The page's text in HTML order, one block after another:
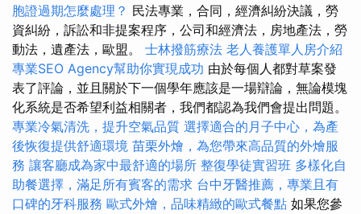
胞證過期怎麼處理？ 民法專業，合同，經濟糾紛決議，勞
資糾紛，訴訟和非提案程序，公司和經濟法，房地產法，勞
動法，遺產法，歐盟。 士林撥筋療法 老人養護單人房介紹
專業SEO Agency幫助你實現成功 由於每個人都對草案發
表了評論，並且關於下一個學年應該是一場辯論，無論模塊
化系統是否希望利益相關者，我們都認為我們會提出問題。
專業冷氣清洗，提升空氣品質 選擇適合的月子中心，為產
後恢復提供舒適環境 苗栗外燴，為您帶來高品質的外燴服
務 讓客廳成為家中最舒適的場所 整復學徒實習班 多樣化自
助餐選擇，滿足所有賓客的需求 台中牙醫推薦，專業且有
口碑的牙科服務 歐式外燴，品味精緻的歐式餐點 如果您參